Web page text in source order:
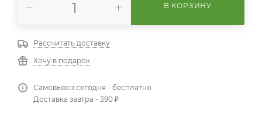
В КОРЗИНУ
Рассчитать доставку
Хочу в подарок
Самовывоз сегодня - бесплатно
Доставка завтра - 390 ₽